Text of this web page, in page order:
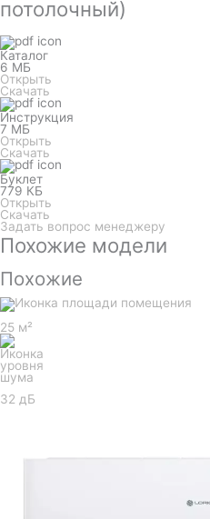
потолочный)
Каталог
6 МБ
Открыть
Скачать
Инструкция
7 МБ
Открыть
Скачать
Буклет
779 КБ
Открыть
Скачать
Задать вопрос менеджеру
Похожие модели
Похожие
25 м²
32 дБ